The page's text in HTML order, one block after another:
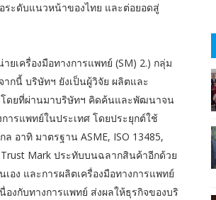
ระดับแนวหน้าของไทย และต่อยอดสู่
เครื่องมือทางการแพทย์ (SM) 2.) กลุ่ม
กนี้ บริษัทฯ ยังเป็นผู้วิจัย ผลิตและ
โดยที่ผ่านมาบริษัทฯ คิดค้นและพัฒนาจน
ารแพทย์ในประเทศ โดยประยุกต์ใช้
อาทิ มาตรฐาน ASME, ISO 13485,
Mark ประทับบนฉลากสินค้าอีกด้วย
ง และการผลิตเครื่องมือทางการแพทย์
งกับทางการแพทย์ ส่งผลให้ธุรกิจของบริ